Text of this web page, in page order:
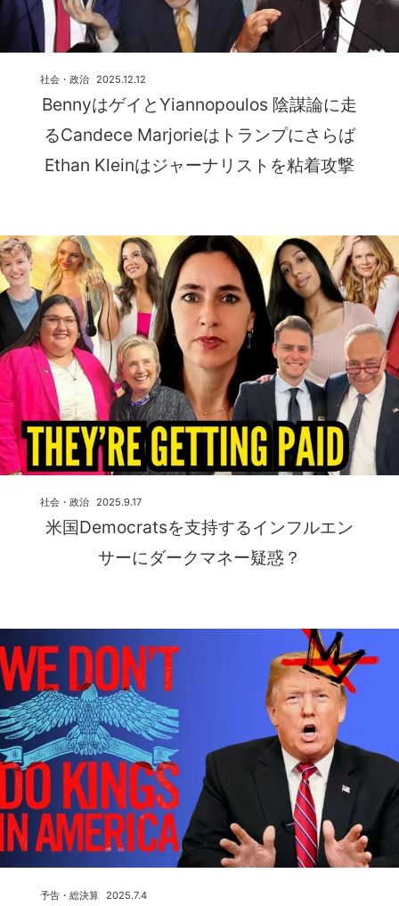
BennyはゲイとYiannopoulos 陰謀論に走
るCandece Marjorieはトランプにさらば
Ethan Kleinはジャーナリストを粘着攻撃
2025.12.12
社会・政治
米国Democratsを支持するインフルエン
サーにダークマネー疑惑？
2025.9.17
社会・政治
2025.7.4
予告・総決算